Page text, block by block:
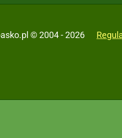
© 2004 - 2026